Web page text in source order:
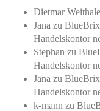
Dietmar
Jana zu
Handelskontor
Stephan zu
Handelskontor
Jana zu
Handelskontor
k-mann zu